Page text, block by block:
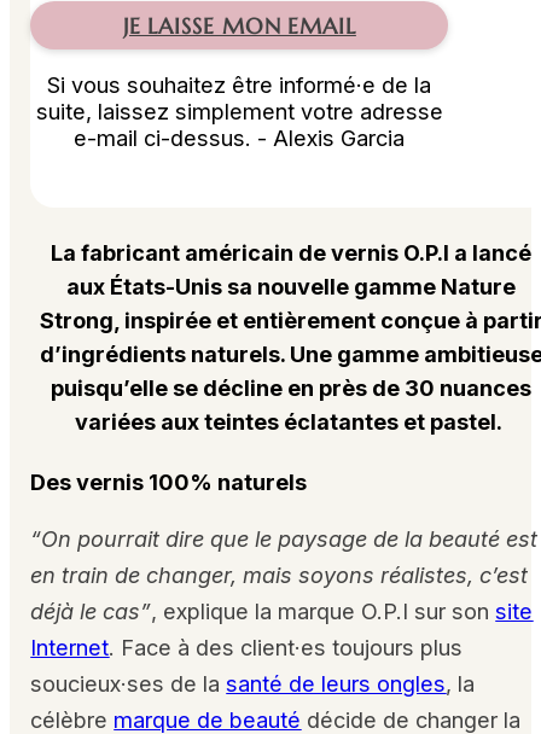
JE LAISSE MON EMAIL
Si vous souhaitez être informé·e de la
suite, laissez simplement votre adresse
e-mail ci-dessus. - Alexis Garcia
La fabricant américain de vernis O.P.I a lancé
aux États-Unis sa nouvelle gamme Nature
Strong, inspirée et entièrement conçue à
d’ingrédients naturels. Une gamme
puisqu’elle se décline en près de 30 nuances
variées aux teintes éclatantes et pastel.
Des vernis 100% naturels
“On pourrait dire que le paysage de la beauté est
en train de changer, mais soyons réalistes, c’est
déjà le cas”, explique la marque O.P.I sur sonsite
Internet. Face à des client·es toujours plus
soucieux·ses de lasanté de leurs ongles, la
célèbre marque de beauté décide de changer la